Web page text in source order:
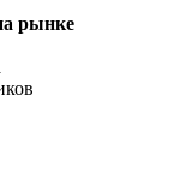
рынке